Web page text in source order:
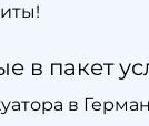
в пакет
в